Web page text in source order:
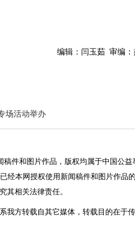
编辑：闫玉茹 审编：
场活动举办
稿件和图片作品，版权均属于中国公益
经本网授权使用新闻稿件和图片作品
其相关法律责任。
我方转载自其它媒体，转载目的在于